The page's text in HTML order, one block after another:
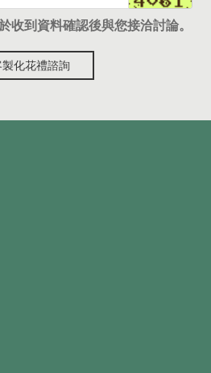
收到資料確認後與您接洽討論。
製化花禮諮詢